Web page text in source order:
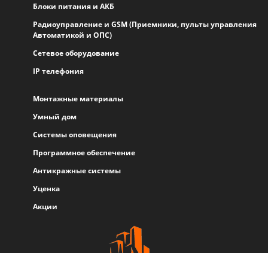
Блоки питания и АКБ
Радиоуправление и GSM (Приемники, пульты управления
Автоматикой и ОПС)
Сетевое оборудование
IP телефония
Монтажные материалы
Умный дом
Системы оповещения
Программное обеспечение
Антикражные системы
Уценка
Акции